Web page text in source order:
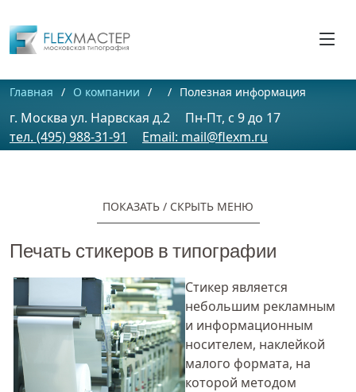
Главная О компании Полезная информация
г. Москва ул. Нарвская д.2
Пн-Пт, c 9 до 17
тел. (495) 988-31-91
Email: mail@flexm.ru
ПОКАЗАТЬ / CКРЫТЬ МЕНЮ
Печать стикеров в типографии
Стикер является
небольшим рекламным
и информационным
носителем, наклейкой
малого формата, на
которой методом